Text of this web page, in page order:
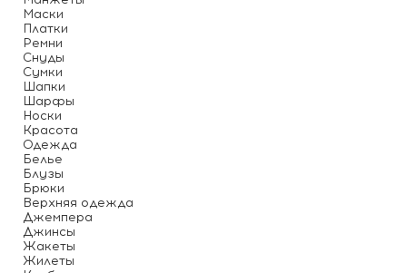
Маски
Платки
Ремни
Снуды
Сумки
Шапки
Шарфы
Носки
Красота
Одежда
Белье
Блузы
Брюки
Верхняя одежда
Джемпера
Джинсы
Жакеты
Жилеты